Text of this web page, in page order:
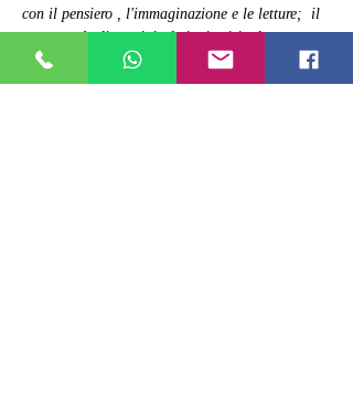
con il pensiero , l'immaginazione e le letture;  il
percorso degli uomini , le ingiustizie, la pace…
Mostra di più